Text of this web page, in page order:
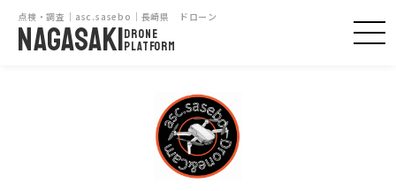
点検・調査｜asc.sasebo｜長崎県 ドローン
NAGASAKIDRONE
PLATFORM